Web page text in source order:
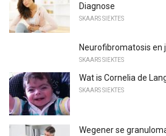
Diagnose
SKAARS SIEKTES
Neurofibromatosis en
SKAARS SIEKTES
Wat is Cornelia de
SKAARS SIEKTES
Wegener se